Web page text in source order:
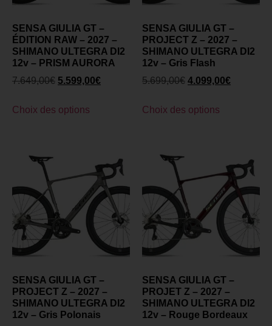
SENSA GIULIA GT –
ÉDITION RAW – 2027 –
SHIMANO ULTEGRA DI2
12v – PRISM AURORA
7.649,00€ 5.599,00€
Choix des options
SENSA GIULIA GT –
PROJECT Z – 2027 –
SHIMANO ULTEGRA DI2
12v – Gris Flash
5.699,00€ 4.099,00€
Choix des options
SENSA GIULIA GT –
PROJECT Z – 2027 –
SHIMANO ULTEGRA DI2
12v – Gris Polonais
SENSA GIULIA GT –
PROJET Z – 2027 –
SHIMANO ULTEGRA DI2
12v – Rouge Bordeaux